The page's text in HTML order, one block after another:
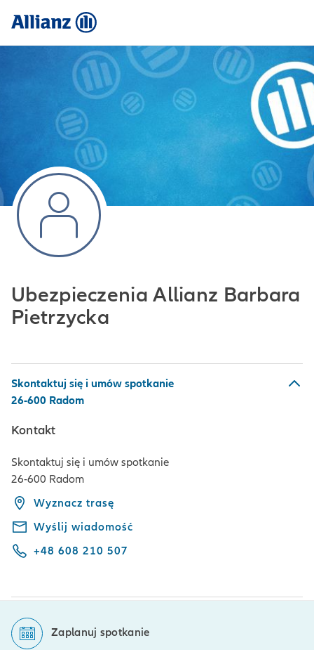
Ubezpieczenia Allianz Barbara
Pietrzycka
Skontaktuj się i umów spotkanie
26-600 Radom
Kontakt
Skontaktuj się i umów spotkanie
26-600 Radom
Wyznacz trasę
Wyślij wiadomość
+48 608 210 507
Zaplanuj spotkanie